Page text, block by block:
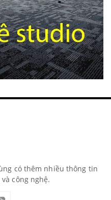
có thêm nhiều thông tin
công nghệ.